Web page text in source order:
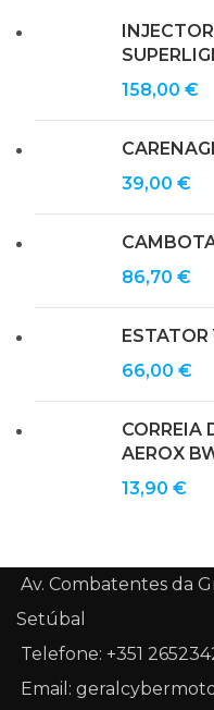
158,00 €
39,00 €
86,70 €
66,00 €
CORREIA
AEROX
13,90 €
Av. Combatentes da
Setúbal
Telefone: +351
Email: